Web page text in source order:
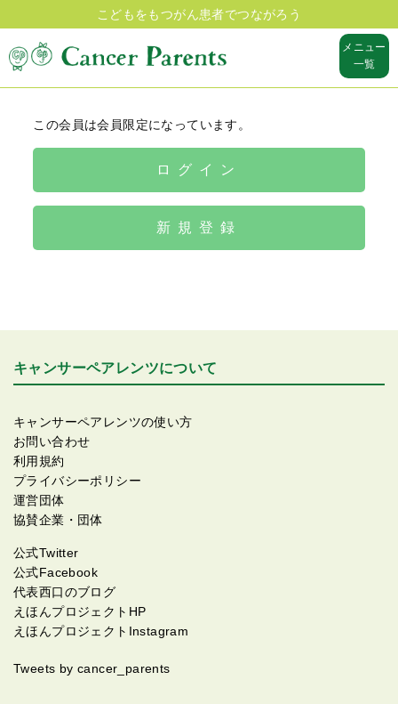
こどもをもつがん患者でつながろう
メニュー
一覧
この会員は会員限定になっています。
ログイン
新規登録
キャンサーペアレンツについて
キャンサーペアレンツの使い方
お問い合わせ
利用規約
プライバシーポリシー
運営団体
協賛企業・団体
公式Twitter
公式Facebook
代表西口のブログ
えほんプロジェクトHP
えほんプロジェクトInstagram
Tweets by cancer_parents